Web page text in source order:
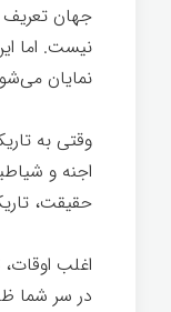
جهان
نیست. اما
نمایان
وقتی به
اجنه و
حقیقت،
اغلب
در سر شما